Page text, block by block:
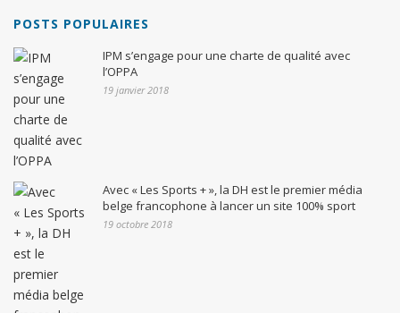
POSTS POPULAIRES
IPM s’engage pour une charte de qualité avec
l’OPPA
19 janvier 2018
Avec « Les Sports + », la DH est le premier média
belge francophone à lancer un site 100% sport
19 octobre 2018